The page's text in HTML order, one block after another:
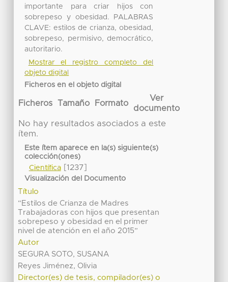
importante para criar hijos con
sobrepeso y obesidad. PALABRAS
CLAVE: estilos de crianza, obesidad,
sobrepeso, permisivo, democrático,
autoritario.
Mostrar el registro completo del
objeto digital
Ficheros en el objeto digital
Ficheros Tamaño Formato
Ver
documento
No hay resultados asociados a este
ítem.
Este ítem aparece en la(s) siguiente(s)
colección(ones)
Científica[1237]
Visualización del Documento
Título
“Estilos de Crianza de Madres
Trabajadoras con hijos que presentan
sobrepeso y obesidad en el primer
nivel de atención en el año 2015”
Autor
SEGURA SOTO, SUSANA
Reyes Jiménez, Olivia
Director(es) de tesis, compilador(es) o